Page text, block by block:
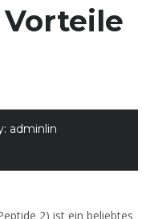
adminlin
2) ist ein beliebtes